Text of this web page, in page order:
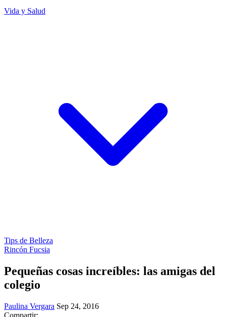
Vida y Salud
Tips de Belleza
Rincón Fucsia
Pequeñas cosas increíbles: las amigas del
colegio
Paulina Vergara Sep 24, 2016
Compartir: